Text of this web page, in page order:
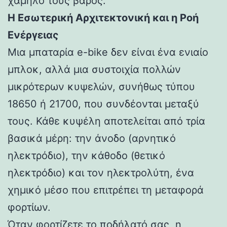
Η Εσωτερική Αρχιτεκτονική και η Ροή
Ενέργειας
Μια μπαταρία e-bike δεν είναι ένα ενιαίο
μπλοκ, αλλά μια συστοιχία πολλών
μικρότερων κυψελών, συνήθως τύπου
18650 ή 21700, που συνδέονται μεταξύ
τους. Κάθε κυψέλη αποτελείται από τρία
βασικά μέρη: την άνοδο (αρνητικό
ηλεκτρόδιο), την κάθοδο (θετικό
ηλεκτρόδιο) και τον ηλεκτρολύτη, ένα
χημικό μέσο που επιτρέπει τη μεταφορά
φορτίων.
Όταν φορτίζετε το ποδήλατό σας, η